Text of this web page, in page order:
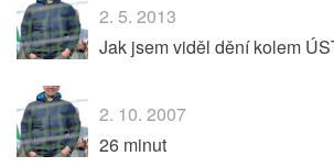
2. 5. 2013
Jak jsem viděl dění kolem
2. 10. 2007
26 minut